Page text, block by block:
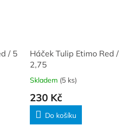
/ 5
Háček Tulip Etimo Red /
2,75
Skladem (5 ks)
230 Kč
Do košíku